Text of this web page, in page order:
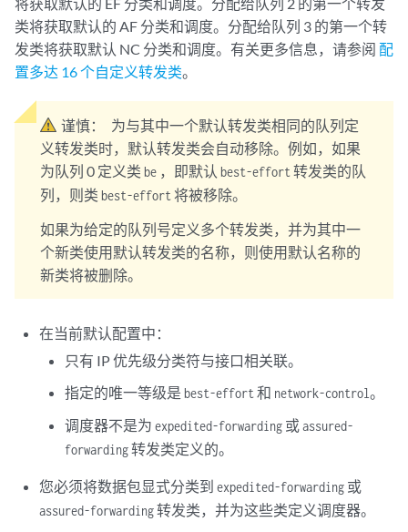
将获取默认的 EF 分类和调度。分配给队列 2 的第一个转发
类将获取默认的 AF 分类和调度。分配给队列 3 的第一个转
发类将获取默认 NC 分类和调度。有关更多信息，请参阅 配
置多达 16 个自定义转发类。
谨慎：
为与其中一个默认转发类相同的队列定
义转发类时，默认转发类会自动移除。例如，如果
为队列 0 定义类 be ，即默认 best-effort转发类的队
列，则类 best-effort将被移除。
如果为给定的队列号定义多个转发类，并为其中一
个新类使用默认转发类的名称，则使用默认名称的
新类将被删除。
在当前默认配置中：
只有 IP 优先级分类符与接口相关联。
指定的唯一等级是 best-effort和 network-control。
调度器不是为 expedited-forwarding或 assured-
forwarding转发类定义的。
您必须将数据包显式分类到expedited-forwarding 或
assured-forwarding转发类，并为这些类定义调度器。